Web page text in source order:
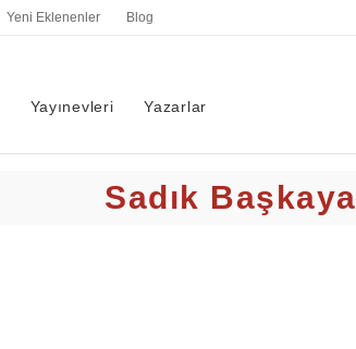
Yeni Eklenenler Blog
Yayınevleri Yazarlar
Sadık Başkaya